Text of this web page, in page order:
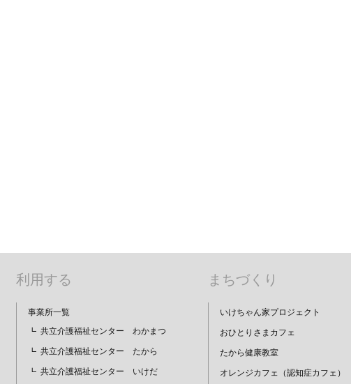
利用する
事業所一覧
共立介護福祉センター わかまつ
共立介護福祉センター たから
共立介護福祉センター いけだ
まちづくり
いけちゃん家プロジェクト
おひとりさまカフェ
たから健康教室
オレンジカフェ（認知症カフェ）